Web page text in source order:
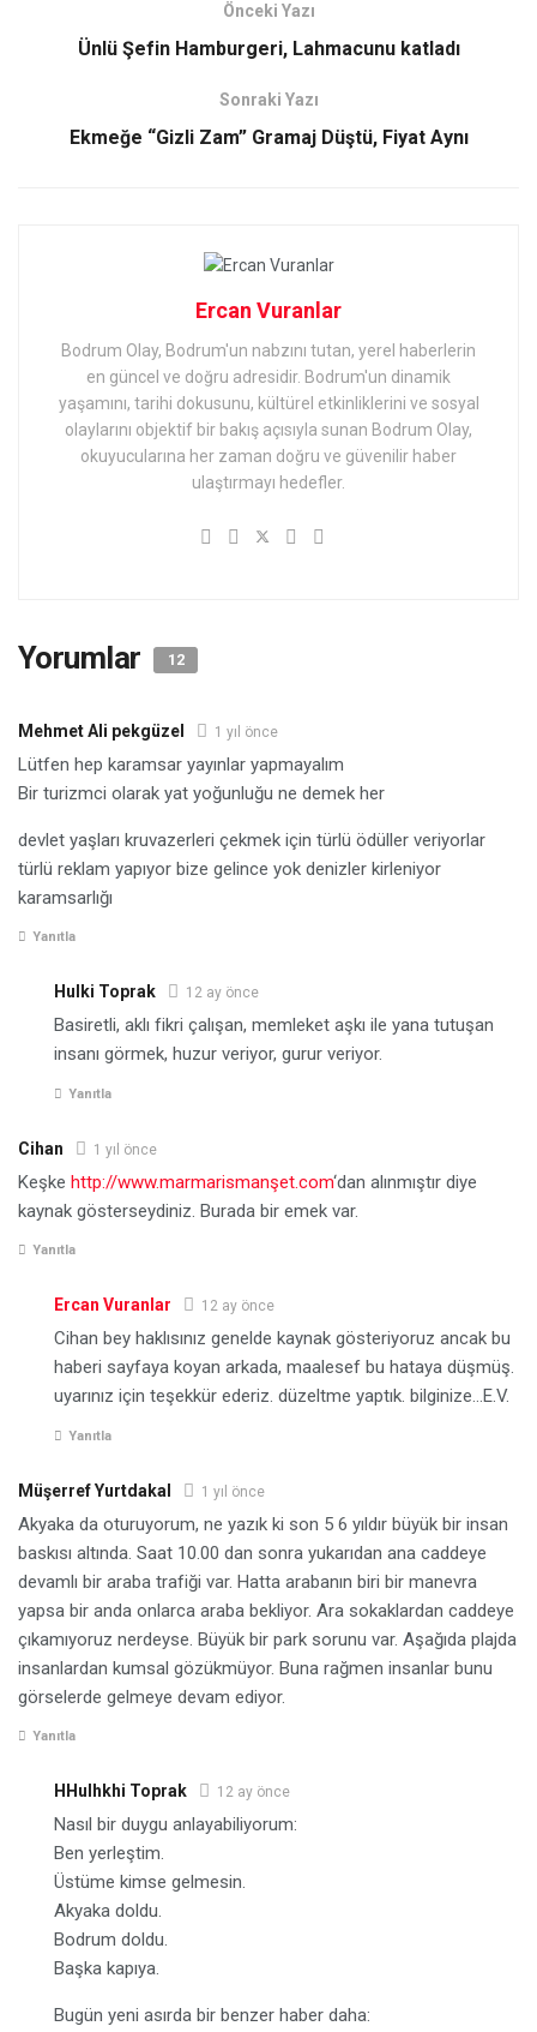
Önceki Yazı
Ünlü Şefin Hamburgeri, Lahmacunu katladı
Sonraki Yazı
Ekmeğe “Gizli Zam” Gramaj Düştü, Fiyat Aynı
Ercan Vuranlar
Bodrum Olay, Bodrum'un nabzını tutan, yerel haberlerin
en güncel ve doğru adresidir. Bodrum'un dinamik
yaşamını, tarihi dokusunu, kültürel etkinliklerini ve sosyal
olaylarını objektif bir bakış açısıyla sunan Bodrum Olay,
okuyucularına her zaman doğru ve güvenilir haber
ulaştırmayı hedefler.
Yorumlar 12
Mehmet Ali pekgüzel 1 yıl önce
Lütfen hep karamsar yayınlar yapmayalım
Bir turizmci olarak yat yoğunluğu ne demek her
devlet yaşları kruvazerleri çekmek için türlü ödüller veriyorlar
türlü reklam yapıyor bize gelince yok denizler kirleniyor
karamsarlığı
Yanıtla
Hulki Toprak 12 ay önce
Basiretli, aklı fikri çalışan, memleket aşkı ile yana tutuşan
insanı görmek, huzur veriyor, gurur veriyor.
Yanıtla
Cihan 1 yıl önce
Keşke http://www.marmarismanşet.com‘dan alınmıştır diye
kaynak gösterseydiniz. Burada bir emek var.
Yanıtla
Ercan Vuranlar 12 ay önce
Cihan bey haklısınız genelde kaynak gösteriyoruz ancak bu
haberi sayfaya koyan arkada, maalesef bu hataya düşmüş.
uyarınız için teşekkür ederiz. düzeltme yaptık. bilginize…E.V.
Yanıtla
Müşerref Yurtdakal 1 yıl önce
Akyaka da oturuyorum, ne yazık ki son 5 6 yıldır büyük bir insan
baskısı altında. Saat 10.00 dan sonra yukarıdan ana caddeye
devamlı bir araba trafiği var. Hatta arabanın biri bir manevra
yapsa bir anda onlarca araba bekliyor. Ara sokaklardan caddeye
çıkamıyoruz nerdeyse. Büyük bir park sorunu var. Aşağıda plajda
insanlardan kumsal gözükmüyor. Buna rağmen insanlar bunu
görselerde gelmeye devam ediyor.
Yanıtla
HHulhkhi Toprak 12 ay önce
Nasıl bir duygu anlayabiliyorum:
Ben yerleştim.
Üstüme kimse gelmesin.
Akyaka doldu.
Bodrum doldu.
Başka kapıya.
Bugün yeni asırda bir benzer haber daha: